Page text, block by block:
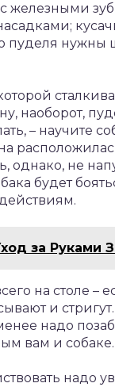
с железными
пуделя нужны
наоборот,
– научите
однако, не
будет
за Руками
на столе –
и
надо
вам и собаке.
надо